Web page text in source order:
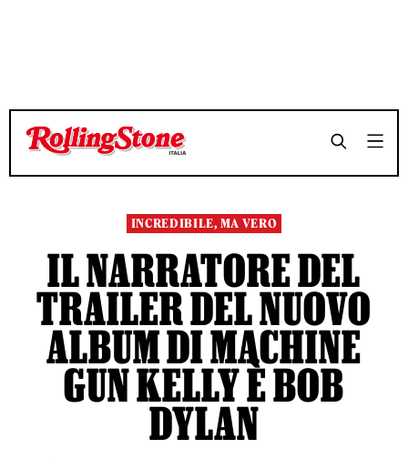
TEMPO DI LETTURA 4 MINUTI
TEMPO DI LETTURA 4 MINUTI
INCREDIBILE, MA VERO
IL NARRATORE DEL
TRAILER DEL NUOVO
ALBUM DI MACHINE
GUN KELLY È BOB
DYLAN